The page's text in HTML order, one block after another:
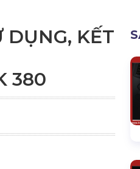
DỤNG, KẾT
380